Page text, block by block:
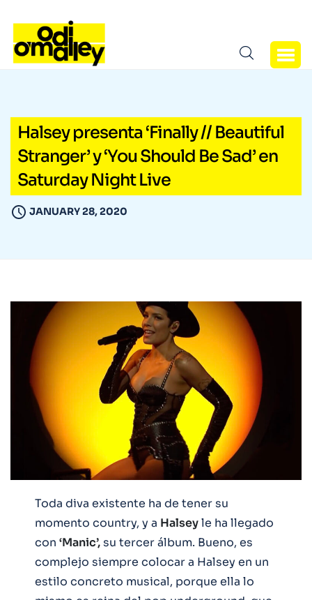
Halsey presenta ‘Finally // Beautiful
Stranger’ y ‘You Should Be Sad’ en
Saturday Night Live
JANUARY 28, 2020
Toda diva existente ha de tener su
momento country, y a Halseyle ha llegado
con ‘Manic’,su tercer álbum. Bueno, es
complejo siempre colocar a Halsey en un
estilo concreto musical, porque ella lo